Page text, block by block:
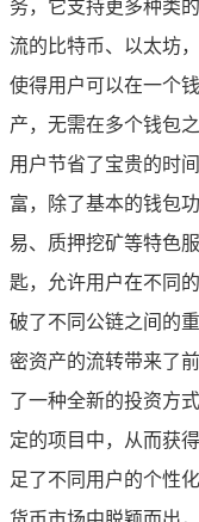
务，它支持更多种类
流的比特币、以太坊
使得用户可以在一个
产，无需在多个钱包
用户节省了宝贵的时
富，除了基本的钱包
易、质押挖矿等特色
匙，允许用户在不同
破了不同公链之间的
密资产的流转带来了
了一种全新的投资方
定的项目中，从而获
足了不同用户的个性